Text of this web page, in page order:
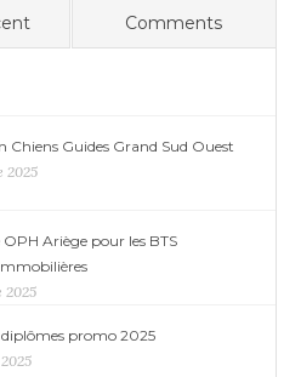
Comments
Chiens Guides Grand Sud Ouest
2025
OPH Ariège pour les BTS
2025
diplômes promo 2025